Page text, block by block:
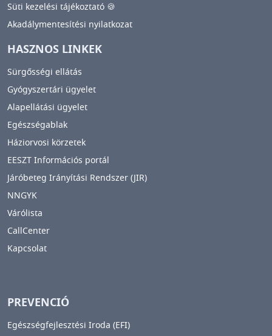
Süti kezelési tájékoztató 🍪
Akadálymentesítési nyilatkozat
HASZNOS LINKEK
Sürgősségi ellátás
Gyógyszertári ügyelet
Alapellátási ügyelet
Egészségablak
Háziorvosi körzetek
EESZT Információs portál
Járóbeteg Irányítási Rendszer (JIR)
NNGYK
Várólista
CallCenter
Kapcsolat
PREVENCIÓ
Egészségfejlesztési Iroda (EFI)